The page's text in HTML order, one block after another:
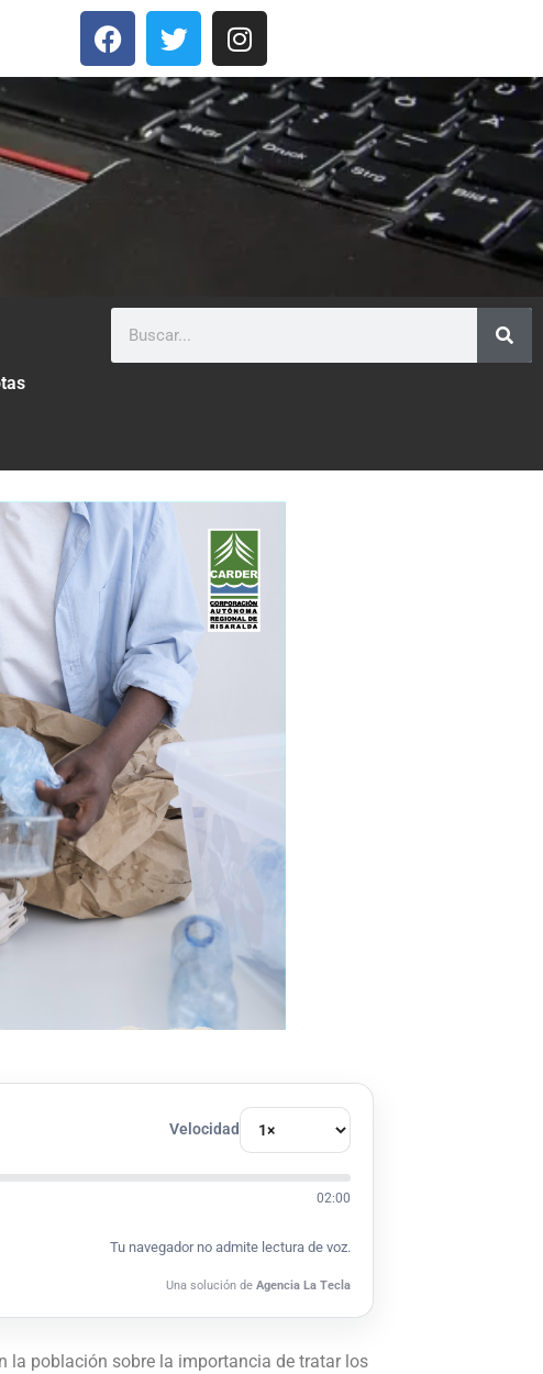
Velocidad
02:00
Tu navegador no admite lectura de voz.
Una solución de Agencia La Tecla
la población sobre la importancia de tratar los